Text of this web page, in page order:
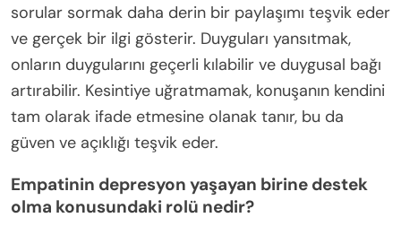
sorular sormak daha derin bir paylaşımı teşvik eder
ve gerçek bir ilgi gösterir. Duyguları yansıtmak,
onların duygularını geçerli kılabilir ve duygusal bağı
artırabilir. Kesintiye uğratmamak, konuşanın kendini
tam olarak ifade etmesine olanak tanır, bu da
güven ve açıklığı teşvik eder.
Empatinin depresyon yaşayan birine destek
olma konusundaki rolü nedir?